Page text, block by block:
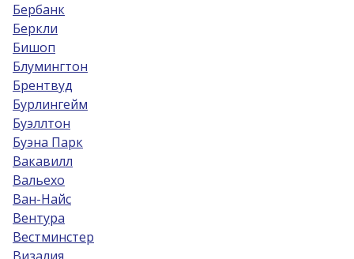
Бербанк
Беркли
Бишоп
Блумингтон
Брентвуд
Бурлингейм
Буэллтон
Буэна Парк
Вакавилл
Вальехо
Ван-Найс
Вентура
Вестминстер